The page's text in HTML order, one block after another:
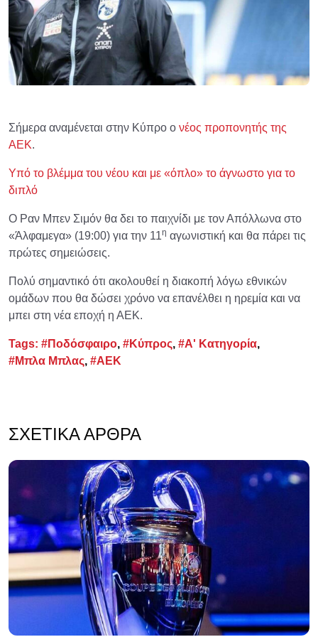
Σήμερα αναμένεται στην Κύπρο ο νέος προπονητής της
ΑΕΚ.
Υπό το βλέμμα του νέου και με «όπλο» το άγνωστο για το
διπλό
Ο Ραν Μπεν Σιμόν θα δει το παιχνίδι με τον Απόλλωνα στο
«Άλφαμεγα» (19:00) για την 11η αγωνιστική και θα πάρει τις
πρώτες σημειώσεις.
Πολύ σημαντικό ότι ακολουθεί η διακοπή λόγω εθνικών
ομάδων που θα δώσει χρόνο να επανέλθει η ηρεμία και να
μπει στη νέα εποχή η ΑΕΚ.
Tags: #Ποδόσφαιρο, #Κύπρος, #Α' Κατηγορία,
#Μπλα Μπλας, #ΑΕΚ
ΣΧΕΤΙΚΆ ΆΡΘΡΑ